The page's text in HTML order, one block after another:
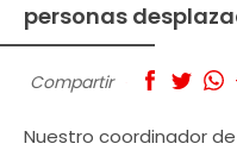
personas
Compartir
Nuestro coordinador de